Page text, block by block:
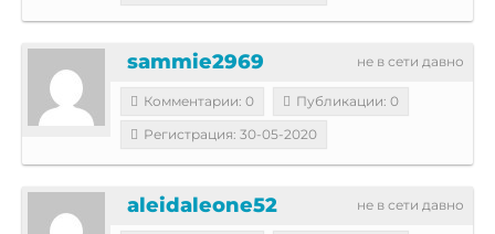
не в сети давно
sammie2969
Комментарии: 0
Публикации: 0
Регистрация: 30-05-2020
не в сети давно
aleidaleone52